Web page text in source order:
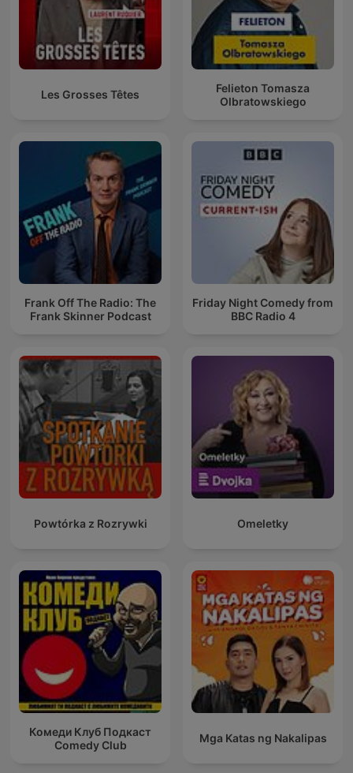
Les Grosses Têtes
Felieton Tomasza
Olbratowskiego
Frank Off The Radio: The
Frank Skinner Podcast
Friday Night Comedy from
BBC Radio 4
Powtórka z Rozrywki Omeletky
Комеди Клуб Подкаст
Comedy Club
Mga Katas ng Nakalipas